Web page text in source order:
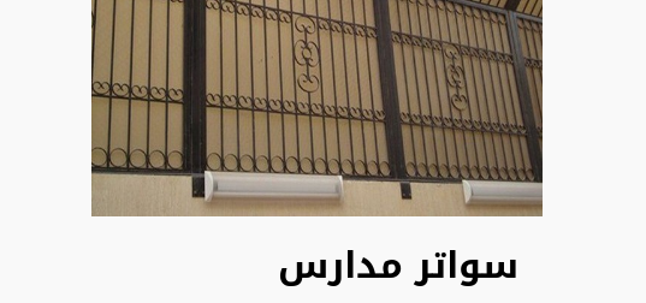
سواتر مدارس